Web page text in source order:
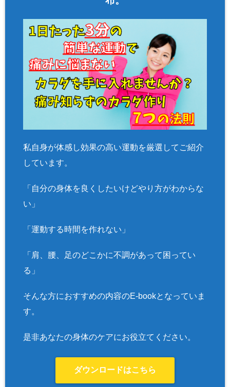
私自身が体感し効果の高い運動を厳選してご紹介
しています。
「自分の身体を良くしたいけどやり方がわからな
い」
「運動する時間を作れない」
「肩、腰、足のどこかに不調があって困ってい
る」
そんな方におすすめの内容のE-bookとなっていま
す。
是非あなたの身体のケアにお役立てください。
ダウンロードはこちら